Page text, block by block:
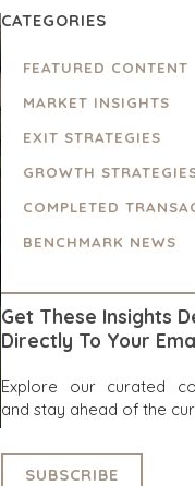
CATEGORIES
FEATURED CONTENT
MARKET INSIGHTS
EXIT STRATEGIES
GROWTH
COMPLETED
BENCHMARK NEWS
Get These Insights
Directly To Your
Explore our curated
and stay ahead of the
SUBSCRIBE